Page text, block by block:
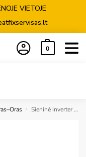
VIETOJE
0
/ Sieninė inverter split tipo dalis Toshiba SHORAI EDGE (R32 freonas) 0.89~2.9/0.9~4.8 kW